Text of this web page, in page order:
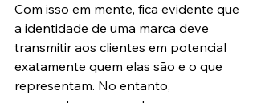
Com isso em mente, fica evidente que
a identidade de uma marca deve
transmitir aos clientes em potencial
exatamente quem elas são e o que
representam. No entanto,